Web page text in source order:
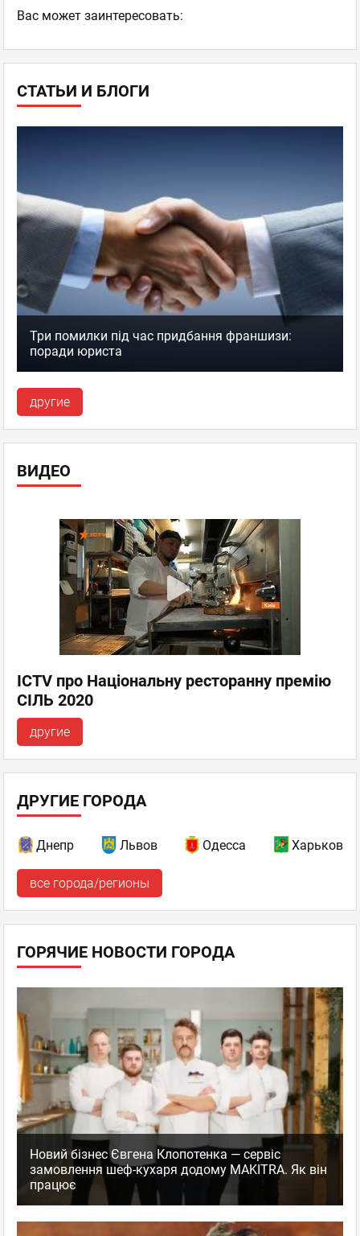
СТАТЬИ И БЛОГИ
Три помилки під час придбання франшизи:
поради юриста
другие
ВИДЕО
ICTV про Національну ресторанну премію
СІЛЬ 2020
другие
Ваc может заинтересовать:
ДРУГИЕ ГОРОДА
Днепр Львов Одесса Харьков
все города/регионы
ГОРЯЧИЕ НОВОСТИ ГОРОДА
Новий бізнес Євгена Клопотенка — сервіс
замовлення шеф-кухаря додому MAKITRA. Як він
працює